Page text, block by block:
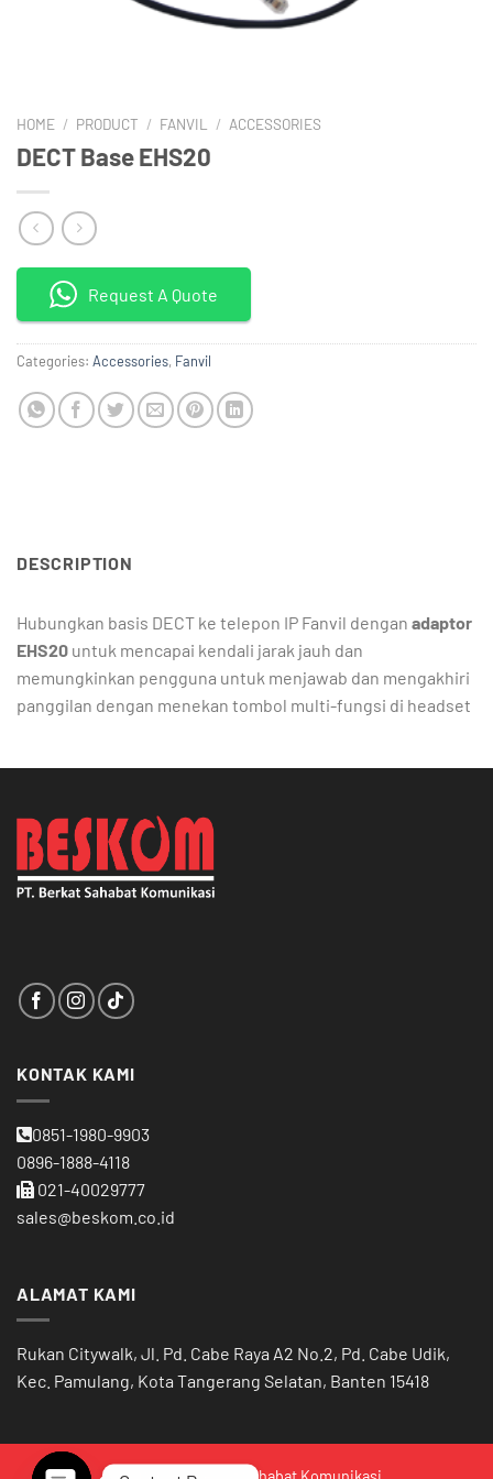
HOME / PRODUCT / FANVIL / ACCESSORIES
DECT Base EHS20
Request A Quote
Categories: Accessories, Fanvil
DESCRIPTION
Hubungkan basis DECT ke telepon IP Fanvil dengan adaptor
EHS20 untuk mencapai kendali jarak jauh dan
memungkinkan pengguna untuk menjawab dan mengakhiri
panggilan dengan menekan tombol multi-fungsi di headset
KONTAK KAMI
0851-1980-9903
0896-1888-4118
021-40029777
sales@beskom.co.id
ALAMAT KAMI
Rukan Citywalk, Jl. Pd. Cabe Raya A2 No.2, Pd. Cabe Udik,
Kec. Pamulang, Kota Tangerang Selatan, Banten 15418